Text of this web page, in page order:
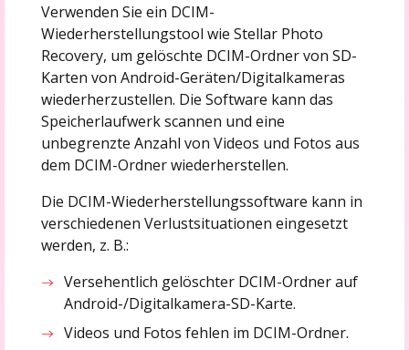
Verwenden Sie ein DCIM-
Wiederherstellungstool wie Stellar Photo
Recovery, um gelöschte DCIM-Ordner von SD-
Karten von Android-Geräten/Digitalkameras
wiederherzustellen. Die Software kann das
Speicherlaufwerk scannen und eine
unbegrenzte Anzahl von Videos und Fotos aus
dem DCIM-Ordner wiederherstellen.
Die DCIM-Wiederherstellungssoftware kann in
verschiedenen Verlustsituationen eingesetzt
werden, z. B.:
Versehentlich gelöschter DCIM-Ordner auf
Android-/Digitalkamera-SD-Karte.
Videos und Fotos fehlen im DCIM-Ordner.